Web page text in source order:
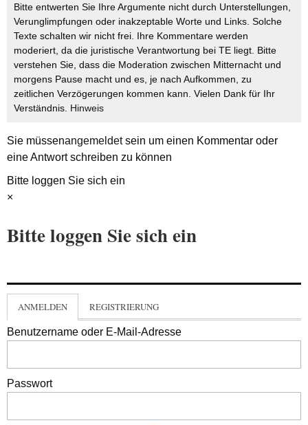
Bitte entwerten Sie Ihre Argumente nicht durch Unterstellungen,
Verunglimpfungen oder inakzeptable Worte und Links. Solche
Texte schalten wir nicht frei. Ihre Kommentare werden
moderiert, da die juristische Verantwortung bei TE liegt. Bitte
verstehen Sie, dass die Moderation zwischen Mitternacht und
morgens Pause macht und es, je nach Aufkommen, zu
zeitlichen Verzögerungen kommen kann. Vielen Dank für Ihr
Verständnis. Hinweis
Sie müssenangemeldetsein um einen Kommentar oder
eine Antwort schreiben zu können
Bitte loggen Sie sich ein
×
Bitte loggen Sie sich ein
ANMELDEN REGISTRIERUNG
Benutzername oder E-Mail-Adresse
Passwort